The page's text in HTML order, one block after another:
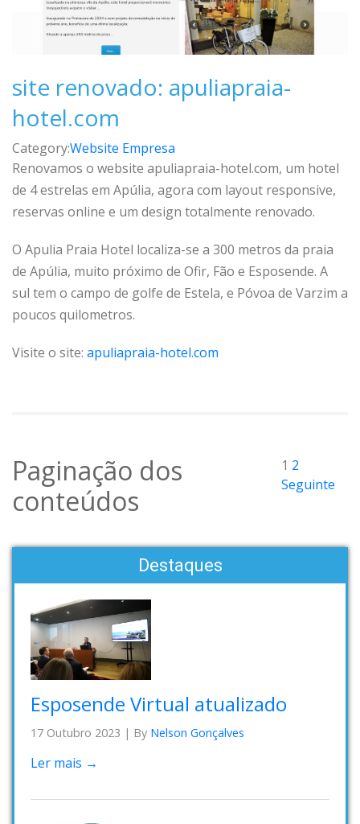
site renovado: apuliapraia-
hotel.com
Category:Website Empresa
Renovamos o website apuliapraia-hotel.com, um hotel
de 4 estrelas em Apúlia, agora com layout responsive,
reservas online e um design totalmente renovado.
O Apulia Praia Hotel localiza-se a 300 metros da praia
de Apúlia, muito próximo de Ofir, Fão e Esposende. A
sul tem o campo de golfe de Estela, e Póvoa de Varzim a
poucos quilometros.
Visite o site: apuliapraia-hotel.com
Paginação dos
conteúdos
1 2
Seguinte
Destaques
Esposende Virtual atualizado
17 Outubro 2023 | By Nelson Gonçalves
Ler mais →